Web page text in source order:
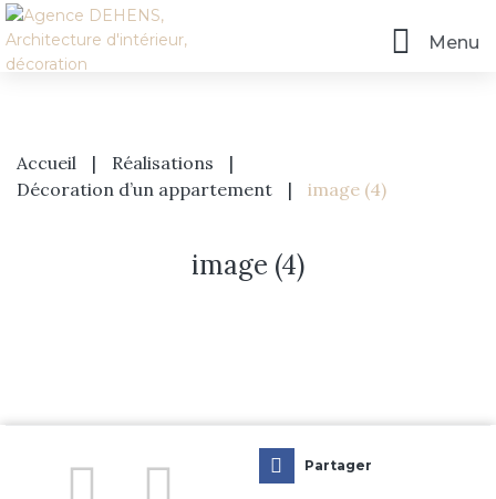
Menu
Prestations
Accueil | Réalisations
|
Décoration d’un appartement
| image (4)
image (4)
Partager